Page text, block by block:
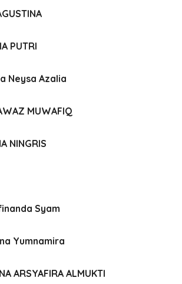
PUTRI
Neysa Azalia
MUWAFIQ
NINGRIS
Syam
Yumnamira
ARSYAFIRA ALMUKTI